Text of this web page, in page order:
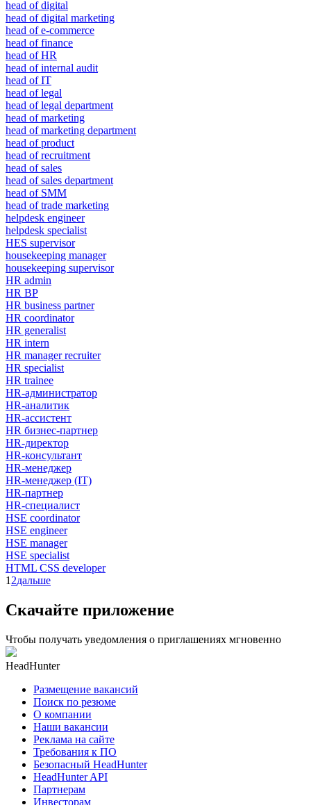
head of digital
head of digital marketing
head of e-commerce
head of finance
head of HR
head of internal audit
head of IT
head of legal
head of legal department
head of marketing
head of marketing department
head of product
head of recruitment
head of sales
head of sales department
head of SMM
head of trade marketing
helpdesk engineer
helpdesk specialist
HES supervisor
housekeeping manager
housekeeping supervisor
HR admin
HR BP
HR business partner
HR coordinator
HR generalist
HR intern
HR manager recruiter
HR specialist
HR trainee
HR-администратор
HR-аналитик
HR-ассистент
HR бизнес-партнер
HR-директор
HR-консультант
HR-менеджер
HR-менеджер (IT)
HR-партнер
HR-специалист
HSE coordinator
HSE engineer
HSE manager
HSE specialist
HTML CSS developer
1 2дальше
Скачайте приложение
Чтобы получать уведомления о приглашениях мгновенно
HeadHunter
Размещение вакансий
Поиск по резюме
О компании
Наши вакансии
Реклама на сайте
Требования к ПО
Безопасный HeadHunter
HeadHunter API
Партнерам
Инвесторам